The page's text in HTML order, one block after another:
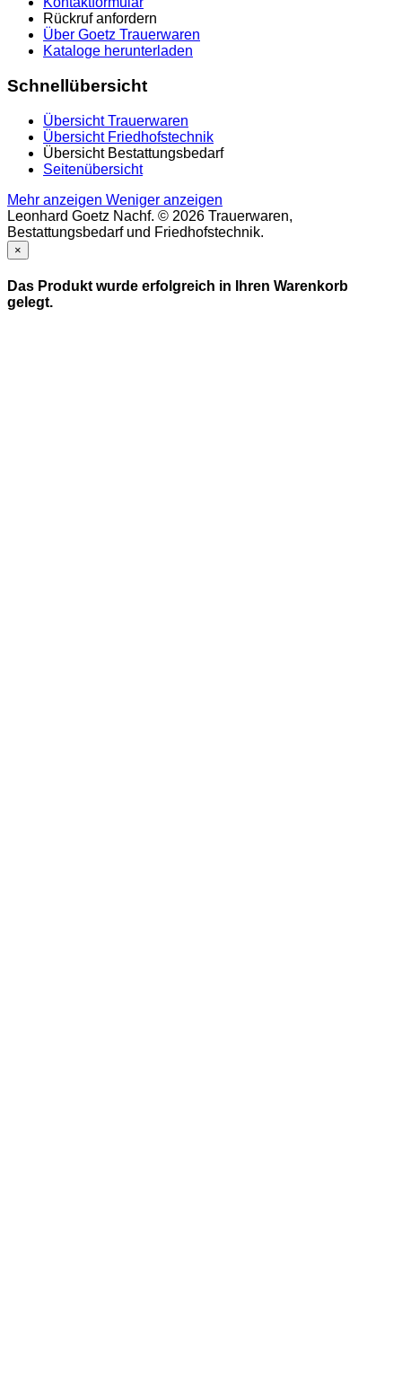
Rückruf anfordern
Über Goetz Trauerwaren
Kataloge herunterladen
Schnellübersicht
Übersicht Trauerwaren
Übersicht Friedhofstechnik
Übersicht Bestattungsbedarf
Seitenübersicht
Mehr anzeigen Weniger anzeigen
Leonhard Goetz Nachf. © 2026 Trauerwaren,
Bestattungsbedarf und Friedhofstechnik.
×
Das Produkt wurde erfolgreich in Ihren Warenkorb
gelegt.